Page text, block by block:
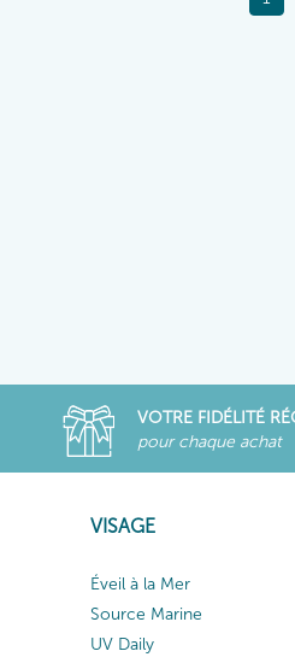
VOTRE FIDÉLITÉ
pour chaque achat
VISAGE
Éveil à la Mer
Source Marine
UV Daily